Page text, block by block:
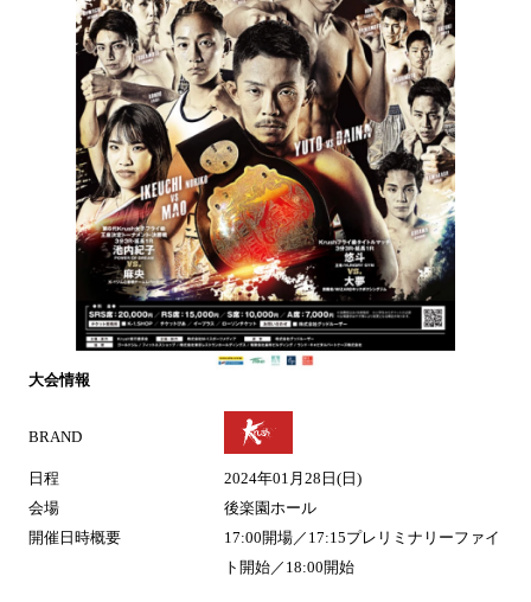
大会情報
BRAND
日程
2024年01月28日(日)
会場
後楽園ホール
開催日時概要
17:00開場／17:15プレリミナリーファイ
ト開始／18:00開始